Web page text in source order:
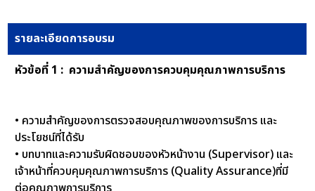
รายละเอียดการอบรม
หัวข้อที่ 1 : ความสำคัญของการควบคุมคุณภาพการบริการ
• ความสำคัญของการตรวจสอบคุณภาพของการบริการ และ
ประโยชน์ที่ได้รับ
• บทบาทและความรับผิดชอบของหัวหน้างาน (Supervisor) และ
เจ้าหน้าที่ควบคุมคุณภาพการบริการ (Quality Assurance)ที่มี